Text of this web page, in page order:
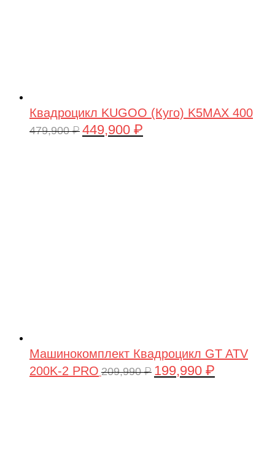
Квадроцикл KUGOO (Куго) K5MAX 400
479,900₽ Первоначальная
449,900 ₽
Машинокомплект Квадроцикл GT ATV
200K-2 PRO 209,990₽ Первоначальная
199,990 ₽